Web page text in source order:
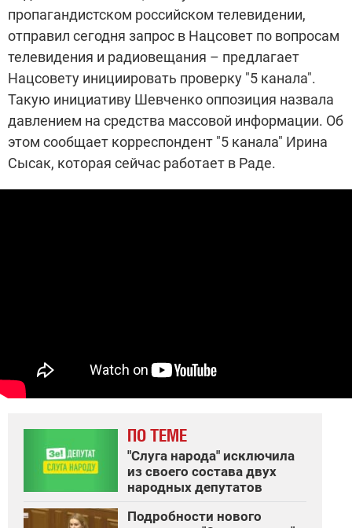
пропагандистском российском телевидении,
отправил сегодня запрос в Нацсовет по вопросам
телевидения и радиовещания – предлагает
Нацсовету инициировать проверку "5 канала".
Такую инициативу Шевченко оппозиция назвала
давлением на средства массовой информации. Об
этом сообщает корреспондент "5 канала" Ирина
Сысак, которая сейчас работает в Раде.
ПО ТЕМЕ
"Слуга народа" исключила
из своего состава двух
народных депутатов
Подробности нового